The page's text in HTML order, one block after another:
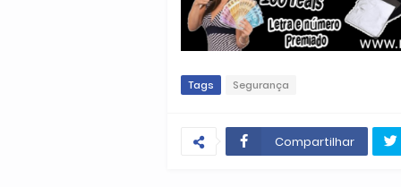
Tags Segurança
Compartilhar